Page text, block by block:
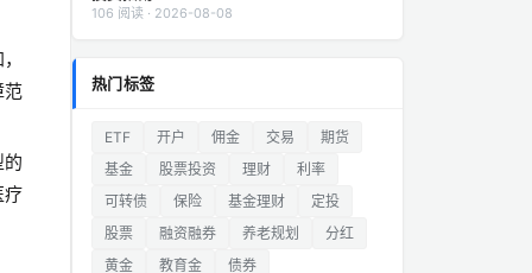
范
疗
106 阅读 · 2026-08-08
热门标签
ETF 开户 佣金 交易
期货
基金
股票投资 理财
利率
可转债
保险 基金理财
定投
股票
融资融券 养老规划
分红
黄金
教育金 债券